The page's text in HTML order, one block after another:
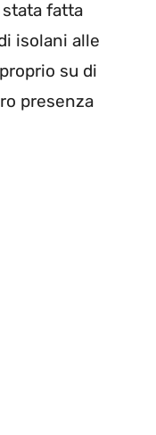
fatta
isolani alle
su di
presenza